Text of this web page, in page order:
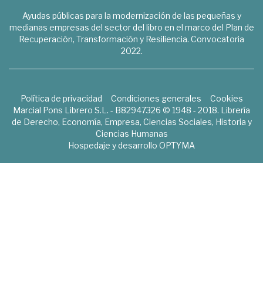
Ayudas públicas para la modernización de las pequeñas y
medianas empresas del sector del libro en el marco del Plan de
Recuperación, Transformación y Resiliencia. Convocatoria
2022.
Política de privacidad Condiciones generales
Cookies
Marcial Pons Librero S.L. - B82947326 © 1948 - 2018. Librería
de Derecho, Economía, Empresa, Ciencias Sociales, Historia y
Ciencias Humanas
Hospedaje y desarrollo OPTYMA